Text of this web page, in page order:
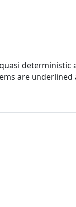
deterministic
are underlined